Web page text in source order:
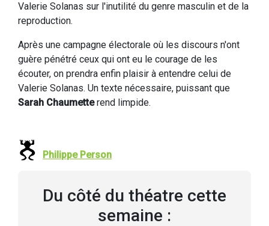
Valerie Solanas sur l'inutilité du genre masculin et de la
reproduction.
Après une campagne électorale où les discours n'ont
guère pénétré ceux qui ont eu le courage de les
écouter, on prendra enfin plaisir à entendre celui de
Valerie Solanas. Un texte nécessaire, puissant que
Sarah Chaumetterend limpide.
Philippe Person
Du côté du théatre cette
semaine :